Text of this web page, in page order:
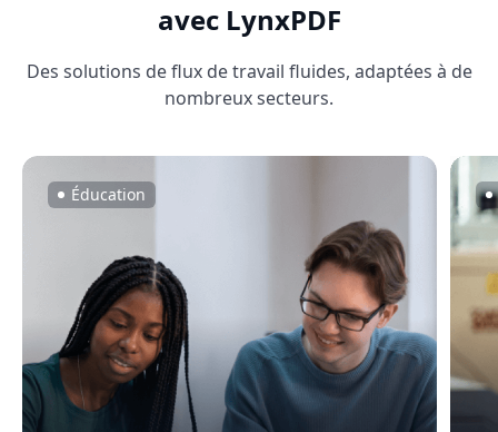
avec LynxPDF
Des solutions de flux de travail fluides, adaptées à de
nombreux secteurs.
Éducation